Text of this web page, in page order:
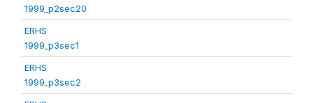
1999_p2sec20
ERHS
1999_p3sec1
ERHS
1999_p3sec2